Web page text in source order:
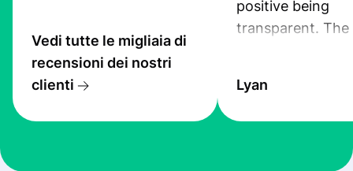
Vedi tutte le migliaia di
recensioni dei nostri
clienti
positive being
transparent. The
the exchange
at Profee is very
Lyan